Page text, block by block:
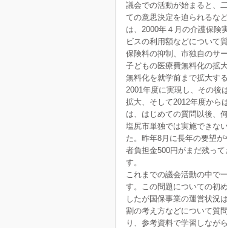
議会での活動が始まると、
ての意思決定を迫られるな
は、2000年４月の介護保険
ビスの利用額などについて
保険料の抑制、市独自のサ
子どもの医療費無料化の拡
無料化を就学前まで拡大す
2001年度に実現し、その後
拡大、そして2012年度から
は、はじめての質問以後、
塩尻市単独では実施できな
た。昨年8月に長年の要望
者負担金500円がまだ残っ
す。
これまでの議会活動の中で
す。この問題についての初
したが国保事業の運営状況
割の考え方などについて質
り、参考資料で学習しなが